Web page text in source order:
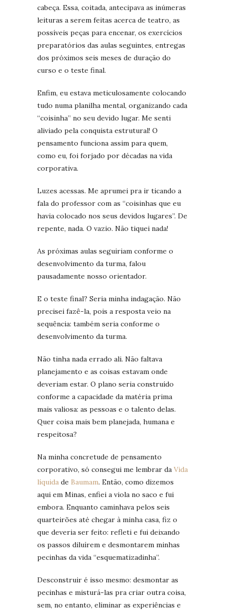
cabeça. Essa, coitada, antecipava as inúmeras
leituras a serem feitas acerca de teatro, as
possíveis peças para encenar, os exercícios
preparatórios das aulas seguintes, entregas
dos próximos seis meses de duração do
curso e o teste final.
Enfim, eu estava meticulosamente colocando
tudo numa planilha mental, organizando cada
“coisinha” no seu devido lugar. Me senti
aliviado pela conquista estrutural! O
pensamento funciona assim para quem,
como eu, foi forjado por décadas na vida
corporativa.
Luzes acessas. Me aprumei pra ir ticando a
fala do professor com as “coisinhas que eu
havia colocado nos seus devidos lugares”. De
repente, nada. O vazio. Não tiquei nada!
As próximas aulas seguiriam conforme o
desenvolvimento da turma, falou
pausadamente nosso orientador.
E o teste final? Seria minha indagação. Não
precisei fazê-la, pois a resposta veio na
sequência: também seria conforme o
desenvolvimento da turma.
Não tinha nada errado ali. Não faltava
planejamento e as coisas estavam onde
deveriam estar. O plano seria construído
conforme a capacidade da matéria prima
mais valiosa: as pessoas e o talento delas.
Quer coisa mais bem planejada, humana e
respeitosa?
Na minha concretude de pensamento
corporativo, só consegui me lembrar da Vida
líquida de Baumam. Então, como dizemos
aqui em Minas, enfiei a viola no saco e fui
embora. Enquanto caminhava pelos seis
quarteirões até chegar à minha casa, fiz o
que deveria ser feito: refleti e fui deixando
os passos diluírem e desmontarem minhas
pecinhas da vida “esquematizadinha”.
Desconstruir é isso mesmo: desmontar as
pecinhas e misturá-las pra criar outra coisa,
sem, no entanto, eliminar as experiências e